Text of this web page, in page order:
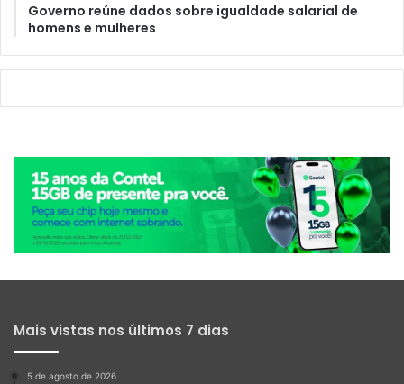
Governo reúne dados sobre igualdade salarial de
homens e mulheres
Mais vistas nos últimos 7 dias
5 de agosto de 2026